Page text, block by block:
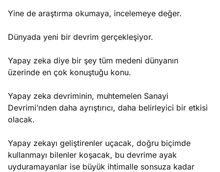
Yine de araştırma okumaya, incelemeye değer.
Dünyada yeni bir devrim gerçekleşiyor.
Yapay zeka diye bir şey tüm medeni dünyanın
üzerinde en çok konuştuğu konu.
Yapay zeka devriminin, muhtemelen Sanayi
Devrimi’nden daha ayrıştırıcı, daha belirleyici bir etkisi
olacak.
Yapay zekayı geliştirenler uçacak, doğru biçimde
kullanmayı bilenler koşacak, bu devrime ayak
uyduramayanlar ise büyük ihtimalle sonsuza kadar